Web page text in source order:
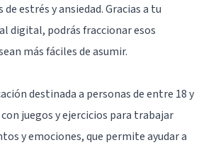
estrés y ansiedad. Gracias a tu
digital, podrás fraccionar esos
más fáciles de asumir.
destinada a personas de entre 18 y
juegos y ejercicios para trabajar
y emociones, que permite ayudar a